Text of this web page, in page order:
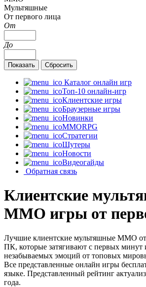
Мультяшные
От первого лица
От
До
Каталог онлайн игр
Топ-10 онлайн-игр
Клиентские игры
Браузерные игры
Новинки
MMORPG
Стратегии
Шутеры
Новости
Видеогайды
Обратная связь
Клиентские
MMO игры от
Лучшие клиентские мультяшные MMO
ПК, которые затягивают с первых минут
незабываемых эмоций от топовых
Все представленные онлайн игры
языке. Представленный рейтинг
года.